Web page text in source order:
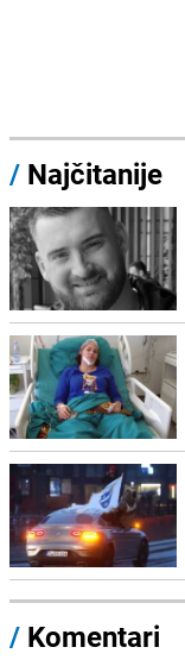
/ Najčitanije
/ Komentari